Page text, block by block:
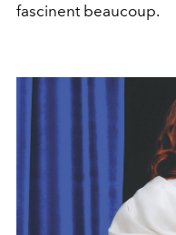
fascinent beaucoup.